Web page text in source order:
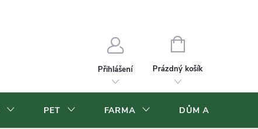
Přihlášení
NÁKUPNÍ
Prázdný košík
PET FARMA DŮM A ZAHRADA